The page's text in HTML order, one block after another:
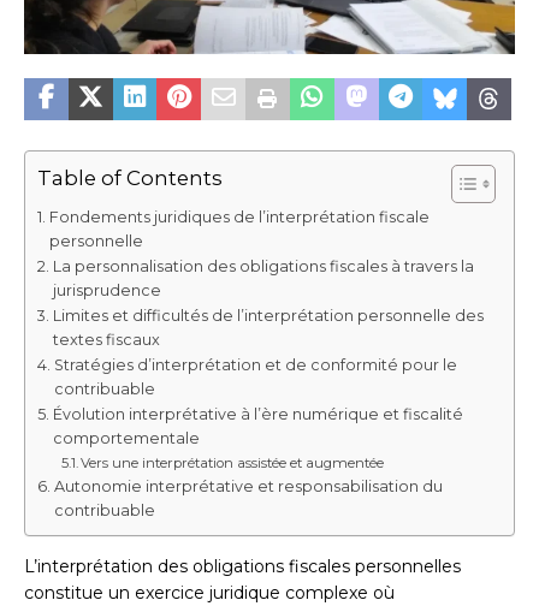
Table of Contents
Fondements juridiques de l’interprétation fiscale
personnelle
La personnalisation des obligations fiscales à travers la
jurisprudence
Limites et difficultés de l’interprétation personnelle des
textes fiscaux
Stratégies d’interprétation et de conformité pour le
contribuable
Évolution interprétative à l’ère numérique et fiscalité
comportementale
Vers une interprétation assistée et augmentée
Autonomie interprétative et responsabilisation du
contribuable
L’interprétation des obligations fiscales personnelles
constitue un exercice juridique complexe où